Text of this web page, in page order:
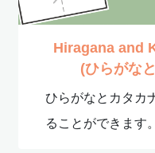
Hiragana and
(ひらがな
ひらがなとカタカ
ることができます。